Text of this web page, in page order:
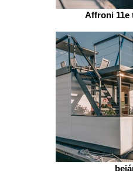
Affroni 11e